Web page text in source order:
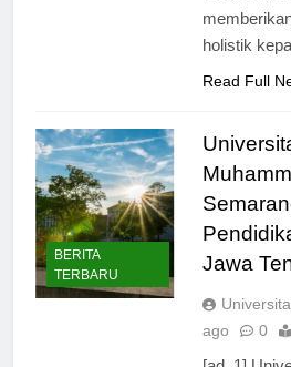
memiliki
BERITA
TERBARU
Jawa
Universitas